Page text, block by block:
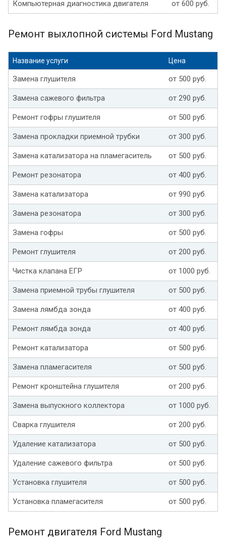
Компьютерная диагностика двигателя от 600 руб.
Ремонт выхлопной системы Ford Mustang
Название услуги Цена
Замена глушителя от 500 руб.
Замена сажевого фильтра от 290 руб.
Ремонт гофры глушителя от 500 руб.
Замена прокладки приемной трубки от 300 руб.
Замена катализатора на пламегаситель от 500 руб.
Ремонт резонатора от 400 руб.
Замена катализатора от 990 руб.
Замена резонатора от 300 руб.
Замена гофры от 500 руб.
Ремонт глушителя от 200 руб.
Чистка клапана ЕГР от 1000 руб.
Замена приемной трубы глушителя от 500 руб.
Замена лямбда зонда от 400 руб.
Ремонт лямбда зонда от 400 руб.
Ремонт катализатора от 500 руб.
Замена пламегасителя от 500 руб.
Ремонт кронштейна глушителя от 200 руб.
Замена выпускного коллектора от 1000 руб.
Сварка глушителя от 200 руб.
Удаление катализатора от 500 руб.
Удаление сажевого фильтра от 500 руб.
Установка глушителя от 500 руб.
Установка пламегасителя от 500 руб.
Ремонт двигателя Ford Mustang